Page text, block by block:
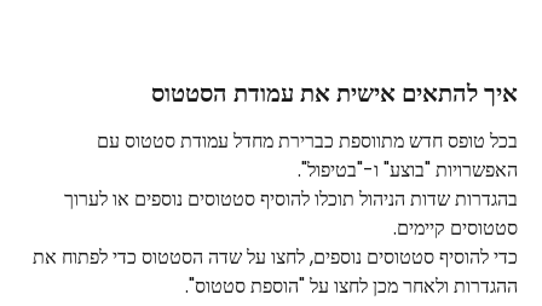
איך להתאים אישית את עמודת הסטטוס
בכל טופס חדש מתווספת כברירת מחדל עמודת סטטוס עם
האפשרויות "בוצע" ו-"בטיפול".
בהגדרות שדות הניהול תוכלו להוסיף סטטוסים נוספים או לערוך
סטטוסים קיימים.
כדי להוסיף סטטוסים נוספים, לחצו על שדה הסטטוס כדי לפתוח את
ההגדרות ולאחר מכן לחצו על "הוספת סטטוס".